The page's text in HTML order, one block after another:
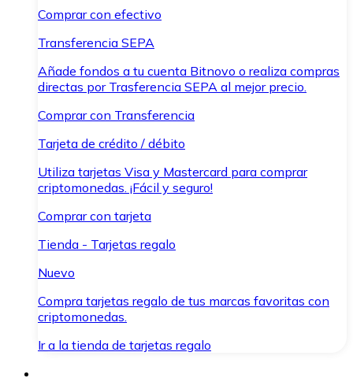
Comprar con efectivo
Transferencia SEPA
Añade fondos a tu cuenta Bitnovo o realiza compras
directas por Trasferencia SEPA al mejor precio.
Comprar con Transferencia
Tarjeta de crédito / débito
Utiliza tarjetas Visa y Mastercard para comprar
criptomonedas. ¡Fácil y seguro!
Comprar con tarjeta
Tienda - Tarjetas regalo
Nuevo
Compra tarjetas regalo de tus marcas favoritas con
criptomonedas.
Ir a la tienda de tarjetas regalo